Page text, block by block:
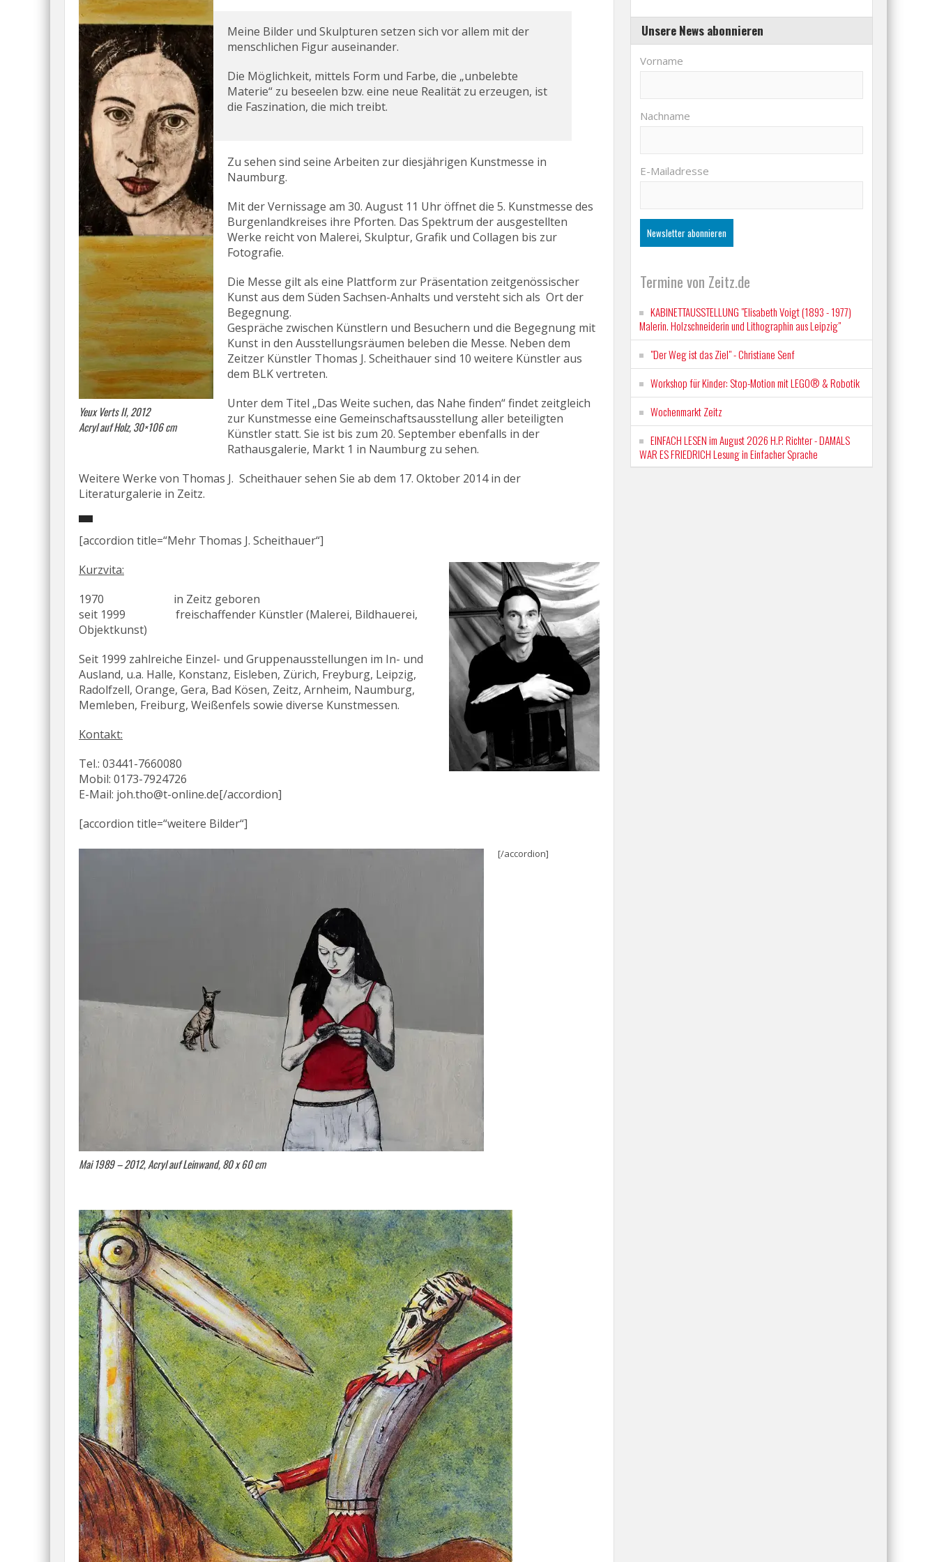
Yeux Verts II, 2012
Acryl auf Holz, 30×106 cm
Meine Bilder und Skulpturen setzen sich vor allem mit der
menschlichen Figur auseinander.
Die Möglichkeit, mittels Form und Farbe, die „unbelebte
Materie“ zu beseelen bzw. eine neue Realität zu erzeugen, ist
die Faszination, die mich treibt.
Zu sehen sind seine Arbeiten zur diesjährigen Kunstmesse in
Naumburg.
Mit der Vernissage am 30. August 11 Uhr öffnet die 5. Kunstmesse des
Burgenlandkreises ihre Pforten. Das Spektrum der ausgestellten
Werke reicht von Malerei, Skulptur, Grafik und Collagen bis zur
Fotografie.
Die Messe gilt als eine Plattform zur Präsentation zeitgenössischer
Kunst aus dem Süden Sachsen-Anhalts und versteht sich als Ort der
Begegnung.
Gespräche zwischen Künstlern und Besuchern und die Begegnung mit
Kunst in den Ausstellungsräumen beleben die Messe. Neben dem
Zeitzer Künstler Thomas J. Scheithauer sind 10 weitere Künstler aus
dem BLK vertreten.
Unter dem Titel „Das Weite suchen, das Nahe finden“ findet zeitgleich
zur Kunstmesse eine Gemeinschaftsausstellung aller beteiligten
Künstler statt. Sie ist bis zum 20. September ebenfalls in der
Rathausgalerie, Markt 1 in Naumburg zu sehen.
Weitere Werke von Thomas J. Scheithauer sehen Sie ab dem 17. Oktober 2014 in der
Literaturgalerie in Zeitz.
[accordion title=“Mehr Thomas J. Scheithauer“]
Kurzvita:
1970 in Zeitz geboren
seit 1999 freischaffender Künstler (Malerei, Bildhauerei,
Objektkunst)
Seit 1999 zahlreiche Einzel- und Gruppenausstellungen im In- und
Ausland, u.a. Halle, Konstanz, Eisleben, Zürich, Freyburg, Leipzig,
Radolfzell, Orange, Gera, Bad Kösen, Zeitz, Arnheim, Naumburg,
Memleben, Freiburg, Weißenfels sowie diverse Kunstmessen.
Kontakt:
Tel.: 03441-7660080
Mobil: 0173-7924726
E-Mail: joh.tho@t-online.de[/accordion]
[accordion title=“weitere Bilder“]
Mai 1989 – 2012, Acryl auf Leinwand, 80 x 60 cm
[/accordion]
Unsere News abonnieren
Vorname
Nachname
E-Mailadresse
Termine von Zeitz.de
KABINETTAUSSTELLUNG "Elisabeth Voigt (1893 - 1977)
Malerin. Holzschneiderin und Lithographin aus Leipzig"
"Der Weg ist das Ziel" - Christiane Senf
Workshop für Kinder: Stop-Motion mit LEGO® & Robotik
Wochenmarkt Zeitz
EINFACH LESEN im August 2026 H.P. Richter - DAMALS
WAR ES FRIEDRICH Lesung in Einfacher Sprache